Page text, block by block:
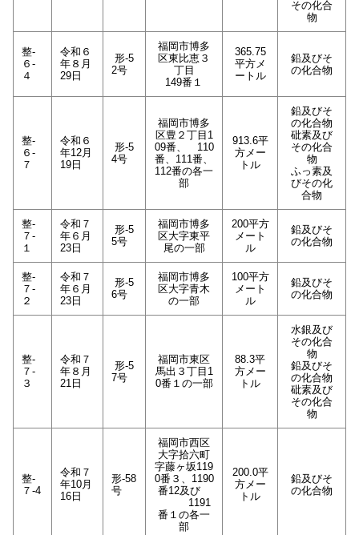
その化合
物
整-
６-
４
令和６
年８月
29日
形-5
2号
福岡市博多
区東比恵３
丁目
149番１
365.75
平方メ
ートル
鉛及びそ
の化合物
整-
６-
７
令和６
年12月
19日
形-5
4号
福岡市博多
区豊２丁目1
09番、 110
番、111番、
112番の各一
部
913.6平
方メー
トル
鉛及びそ
の化合物
砒素及び
その化合
物
ふっ素及
びその化
合物
整-
７-
１
令和７
年６月
23日
形-5
5号
福岡市博多
区大字東平
尾の一部
200平方
メート
ル
鉛及びそ
の化合物
整-
７-
２
令和７
年６月
23日
形-5
6号
福岡市博多
区大字青木
の一部
100平方
メート
ル
鉛及びそ
の化合物
整-
７-
３
令和７
年８月
21日
形-5
7号
福岡市東区
馬出３丁目1
0番１の一部
88.3平
方メー
トル
水銀及び
その化合
物
鉛及びそ
の化合物
砒素及び
その化合
物
整-
７-4
令和７
年10月
16日
形-58
号
福岡市西区
大字拾六町
字藤ヶ坂119
0番３、1190
番12及び
1191
番１の各一
部
200.0平
方メー
トル
鉛及びそ
の化合物